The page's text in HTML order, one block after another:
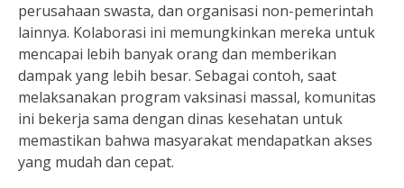
perusahaan swasta, dan organisasi non-pemerintah
lainnya. Kolaborasi ini memungkinkan mereka untuk
mencapai lebih banyak orang dan memberikan
dampak yang lebih besar. Sebagai contoh, saat
melaksanakan program vaksinasi massal, komunitas
ini bekerja sama dengan dinas kesehatan untuk
memastikan bahwa masyarakat mendapatkan akses
yang mudah dan cepat.